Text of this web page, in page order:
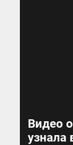
Видео
узнала